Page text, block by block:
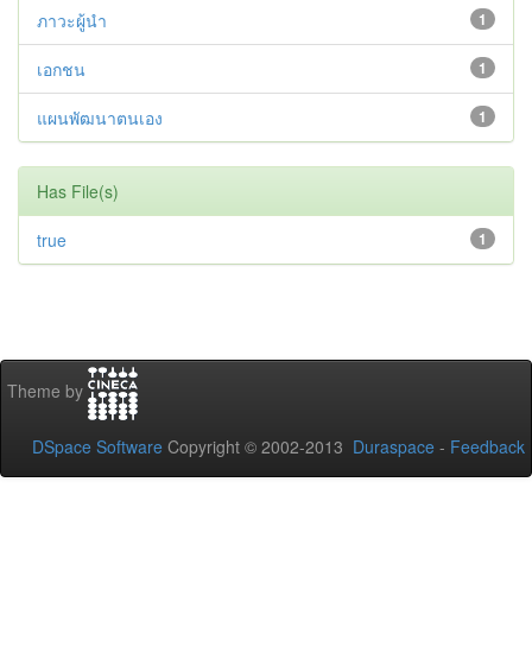
1
ภาวะผู้นำ
1
เอกชน
1
แผนพัฒนาตนเอง
Has File(s)
1
true
Theme by
DSpace Software Copyright © 2002-2013 Duraspace - Feedback